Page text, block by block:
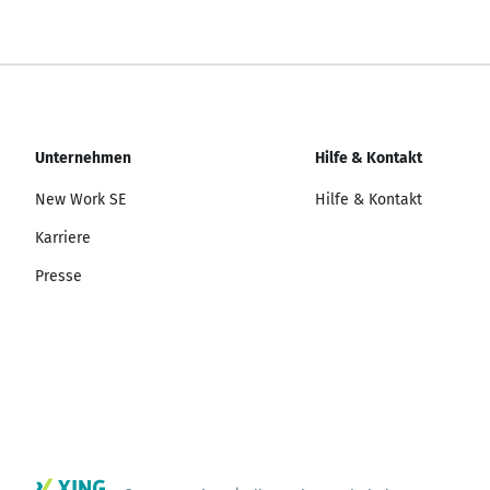
Unternehmen
New Work SE
Karriere
Presse
Hilfe & Kontakt
Hilfe & Kontakt